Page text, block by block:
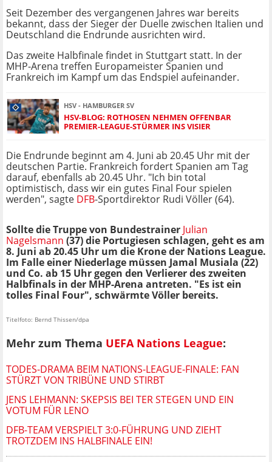
Seit Dezember des vergangenen Jahres war bereits
bekannt, dass der Sieger der Duelle zwischen Italien und
Deutschland die Endrunde ausrichten wird.
Das zweite Halbfinale findet in Stuttgart statt. In der
MHP-Arena treffen Europameister Spanien und
Frankreich im Kampf um das Endspiel aufeinander.
HSV - HAMBURGER SV
HSV-BLOG: ROTHOSEN NEHMEN OFFENBAR
PREMIER-LEAGUE-STÜRMER INS VISIER
Die Endrunde beginnt am 4. Juni ab 20.45 Uhr mit der
deutschen Partie. Frankreich fordert Spanien am Tag
darauf, ebenfalls ab 20.45 Uhr. "Ich bin total
optimistisch, dass wir ein gutes Final Four spielen
werden", sagte DFB-Sportdirektor Rudi Völler (64).
Sollte die Truppe von Bundestrainer Julian
Nagelsmann (37) die Portugiesen schlagen, geht es am
8. Juni ab 20.45 Uhr um die Krone der Nations League.
Im Falle einer Niederlage müssen Jamal Musiala (22)
und Co. ab 15 Uhr gegen den Verlierer des zweiten
Halbfinals in der MHP-Arena antreten. "Es ist ein
tolles Final Four", schwärmte Völler bereits.
Titelfoto: Bernd Thissen/dpa
Mehr zum Thema UEFA Nations League:
TODES-DRAMA BEIM NATIONS-LEAGUE-FINALE: FAN
STÜRZT VON TRIBÜNE UND STIRBT
JENS LEHMANN: SKEPSIS BEI TER STEGEN UND EIN
VOTUM FÜR LENO
DFB-TEAM VERSPIELT 3:0-FÜHRUNG UND ZIEHT
TROTZDEM INS HALBFINALE EIN!